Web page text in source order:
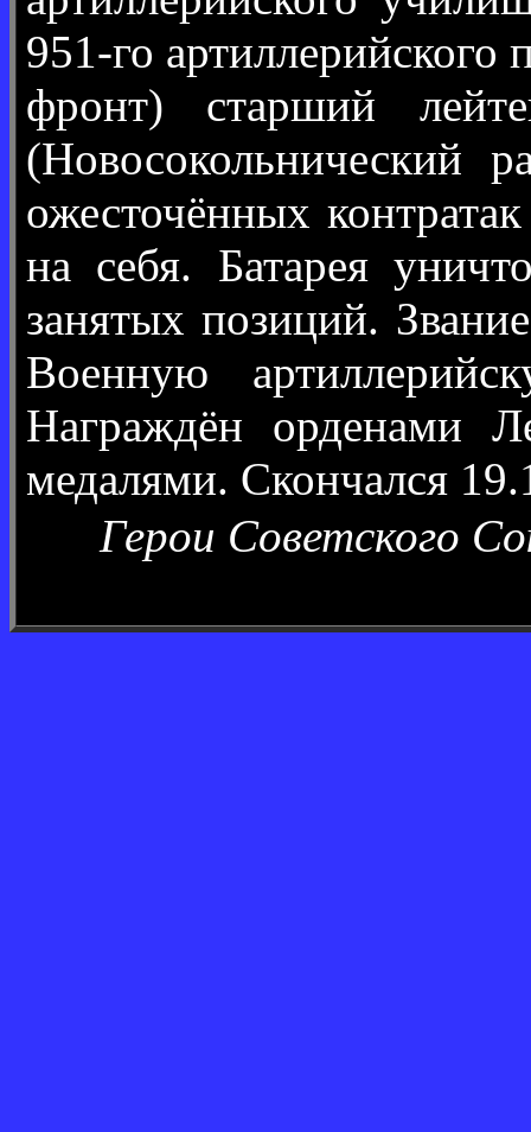
951-го артиллерийского
фронт) старший
(Новосокольнический
ожесточённых
на себя. Батарея
занятых позиций.
Военную
Награждён орденами
медалями. Скончался
Герои Советского